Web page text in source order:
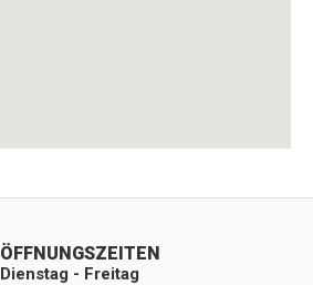
ÖFFNUNGSZEITEN
Dienstag - Freitag